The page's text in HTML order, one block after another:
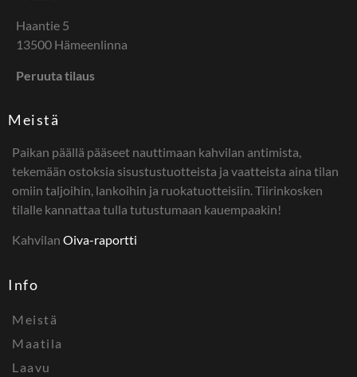
Haantie 5
13500 Hämeenlinna
Peruuta tilaus
Meistä
Paikan päällä pääseet nauttimaan kahvilan antimista,
tekemään ostoksia sisustustuotteista ja vaatteista aina tilan
omiin taljoihin, lankoihin ja ruokatuotteisiin. Tiirinkosken
tilalle kannattaa tulla tutustumaan kauempaakin!
Kahvilan Oiva-raportti
Info
Meistä
Maatila
Laavu